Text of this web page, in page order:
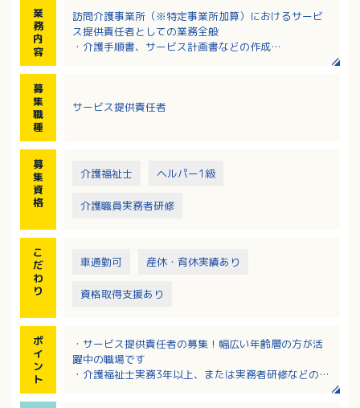
業
務
内
容
訪問介護事業所（※特定事業所加算）におけるサービ
ス提供責任者としての業務全般
・介護手順書、サービス計画書などの作成
・スタッフの行動管理、統括
募
集
職
種
サービス提供責任者
募
集
資
格
介護福祉士 ヘルパー1級
介護職員実務者研修
こ
だ
わ
り
車通勤可 産休・育休実績あり
資格取得支援あり
ポ
イ
ン
ト
・サービス提供責任者の募集！幅広い年齢層の方が活
躍中の職場です
・介護福祉士実務3年以上、または実務者研修などの実